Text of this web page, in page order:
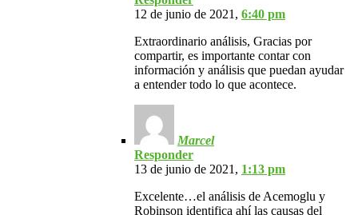
12 de junio de 2021, 6:40 pm
Extraordinario análisis, Gracias por
compartir, es importante contar con
información y análisis que puedan ayudar
a entender todo lo que acontece.
Marcel
Responder
13 de junio de 2021, 1:13 pm
Excelente…el análisis de Acemoglu y
Robinson identifica ahí las causas del